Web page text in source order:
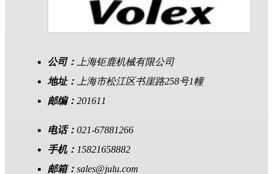
公司：
上海钜鹿机械有限公司
地址：
上海市松江区书崖路258号1幢
邮编： 201611
电话： 021-67881266
手机： 15821658882
邮箱： sales@julu.com